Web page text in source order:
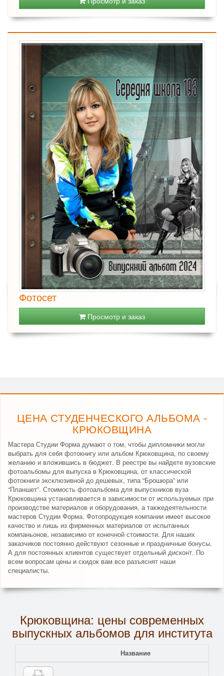
Фотосет
Просмотр и заказ
ЦЕНА СТУДЕНЧЕСКОГО АЛЬБОМА -
КРЮКОВЩИНА
Мастера Студии Форма думают о том, чтобы дипломники могли
выбрать для себя фотокнигу или альбом Крюковщина, по своему
желанию и вложившись в бюджет. В реестре вы найдете вузовские
фотоальбомы для выпуска в Крюковщина, от классической
фотокниги эксклюзивной до дешевых, типа “Брошюра” или
“Планшет”. Стоимость фотоальбома для выпускников вуза
Крюковщина устанавливается в зависимости от используемых при
производстве материалов и оборудования, а такжедеятельности
мастеров Студии Форма. Фотопродукция компании имеет высокое
качество и лишь из фирменных материалов от испытанных
компаньонов, независимо от конечной стоимости. Для наших
заказчиков постоянно действуют сезонные и праздничные бонусы.
А для постоянных клиентов существует отдельный дисконт. По
всем вопросам цены и скидок вам все разъяснят наши
специалисты.
Крюковщина: цены современных
выпускных альбомов для института
Название